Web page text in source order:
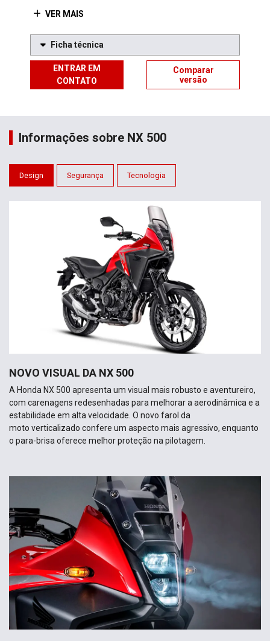
VER MAIS
Ficha técnica
ENTRAR EM
CONTATO
Comparar
versão
Informações sobre NX 500
Design Segurança Tecnologia
NOVO VISUAL DA NX 500
A Honda NX 500 apresenta um visual mais robusto e aventureiro,
com carenagens redesenhadas para melhorar a aerodinâmica e a
estabilidade em alta velocidade. O novo farol da
moto verticalizado confere um aspecto mais agressivo, enquanto
o para-brisa oferece melhor proteção na pilotagem.